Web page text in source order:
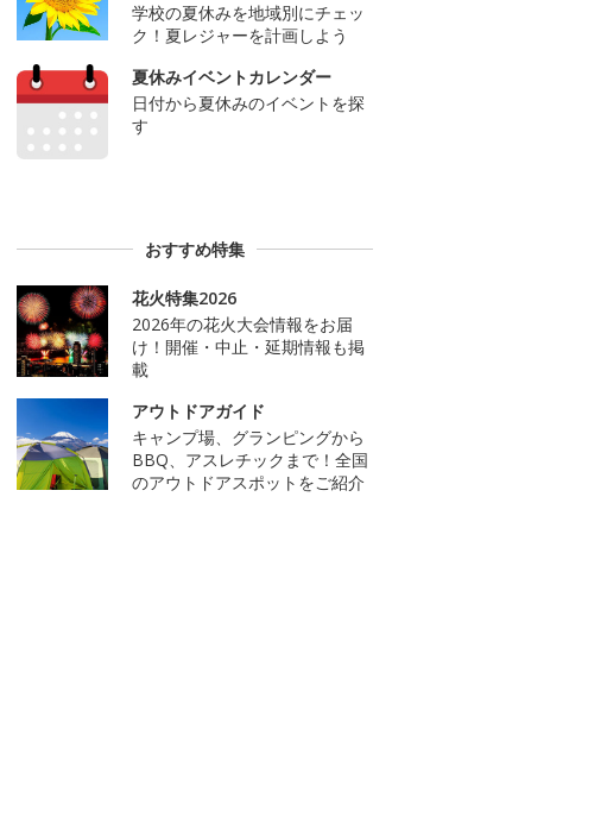
学校の夏休みを地域別にチェッ
ク！夏レジャーを計画しよう
夏休みイベントカレンダー
日付から夏休みのイベントを探
す
おすすめ特集
花火特集2026
2026年の花火大会情報をお届
け！開催・中止・延期情報も掲
載
アウトドアガイド
キャンプ場、グランピングから
BBQ、アスレチックまで！全国
のアウトドアスポットをご紹介